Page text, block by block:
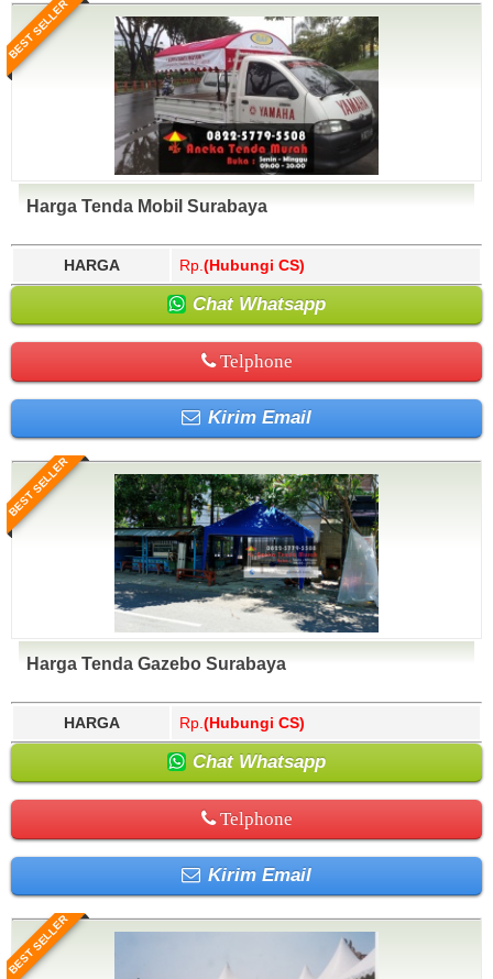
BEST SELLER
Harga Tenda Mobil Surabaya
HARGA Rp. (Hubungi CS)
Chat Whatsapp
Telphone
Kirim Email
BEST SELLER
Harga Tenda Gazebo Surabaya
HARGA Rp. (Hubungi CS)
Chat Whatsapp
Telphone
Kirim Email
BEST SELLER